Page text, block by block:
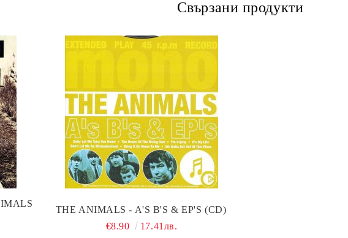
Свързани продукти
THE ANIMALS - A'S B'S & EP'S (CD)
€8.90
17.41лв.